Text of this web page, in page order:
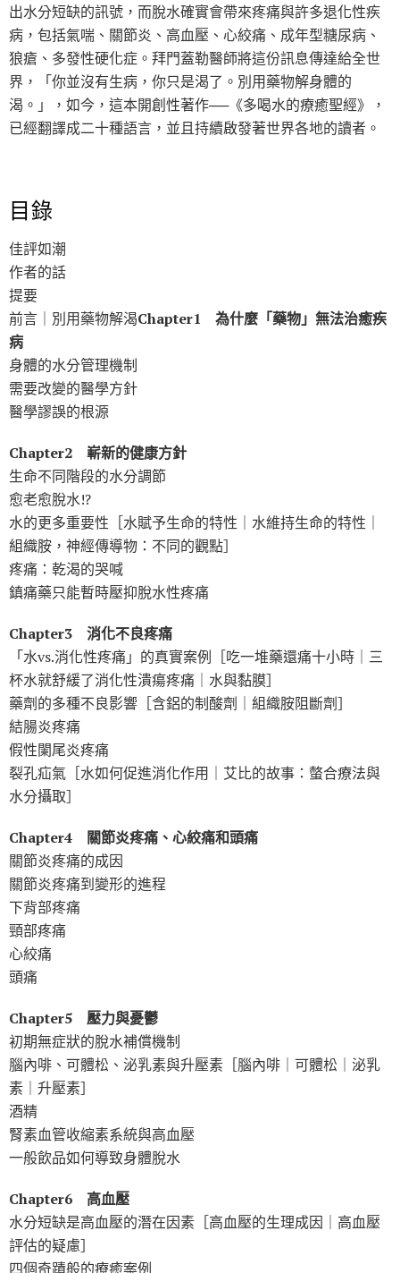
出水分短缺的訊號，而脫水確實會帶來疼痛與許多退化性疾
病，包括氣喘、關節炎、高血壓、心絞痛、成年型糖尿病、
狼瘡、多發性硬化症。拜門蓋勒醫師將這份訊息傳達給全世
界，「你並沒有生病，你只是渴了。別用藥物解身體的
渴。」，如今，這本開創性著作──《多喝水的療癒聖經》，
已經翻譯成二十種語言，並且持續啟發著世界各地的讀者。
目錄
佳評如潮
作者的話
提要
前言｜別用藥物解渴Chapter1 為什麼「藥物」無法治癒疾
病
身體的水分管理機制
需要改變的醫學方針
醫學謬誤的根源
Chapter2 嶄新的健康方針
生命不同階段的水分調節
愈老愈脫水!?
水的更多重要性［水賦予生命的特性｜水維持生命的特性｜
組織胺，神經傳導物：不同的觀點］
疼痛：乾渴的哭喊
鎮痛藥只能暫時壓抑脫水性疼痛
Chapter3 消化不良疼痛
「水vs.消化性疼痛」的真實案例［吃一堆藥還痛十小時｜三
杯水就舒緩了消化性潰瘍疼痛｜水與黏膜］
藥劑的多種不良影響［含鋁的制酸劑｜組織胺阻斷劑］
結腸炎疼痛
假性闌尾炎疼痛
裂孔疝氣［水如何促進消化作用｜艾比的故事：螫合療法與
水分攝取］
Chapter4 關節炎疼痛、心絞痛和頭痛
關節炎疼痛的成因
關節炎疼痛到變形的進程
下背部疼痛
頸部疼痛
心絞痛
頭痛
Chapter5 壓力與憂鬱
初期無症狀的脫水補償機制
腦內啡、可體松、泌乳素與升壓素［腦內啡｜可體松｜泌乳
素｜升壓素］
酒精
腎素血管收縮素系統與高血壓
一般飲品如何導致身體脫水
Chapter6 高血壓
水分短缺是高血壓的潛在因素［高血壓的生理成因｜高血壓
評估的疑慮］
四個奇蹟般的療癒案例